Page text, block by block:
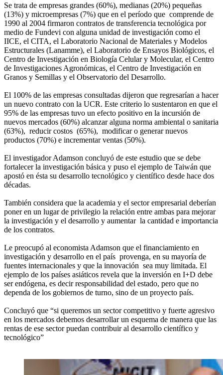
Se trata de empresas grandes (60%), medianas (20%) pequeñas
(13%) y microempresas (7%) que en el período que comprende de
1990 al 2004 firmaron contratos de transferencia tecnológica por
medio de Fundevi con alguna unidad de investigación como el
IICE, el CITA, el Laboratorio Nacional de Materiales y Modelos
Estructurales (Lanamme), el Laboratorio de Ensayos Biológicos, el
Centro de Investigación en Biología Celular y Molecular, el Centro
de Investigaciones Agronómicas, el Centro de Investigación en
Granos y Semillas y el Observatorio del Desarrollo.
El 100% de las empresas consultadas dijeron que regresarían a hacer
un nuevo contrato con la UCR. Este criterio lo sustentaron en que el
95% de las empresas tuvo un efecto positivo en la incursión de
nuevos mercados (60%) alcanzar alguna norma ambiental o sanitaria
(63%), reducir costos (65%), modificar o generar nuevos
productos (70%) e incrementar ventas (50%).
El investigador Adamson concluyó de este estudio que se debe
fortalecer la investigación básica y puso el ejemplo de Taiwán que
apostó en ésta su desarrollo tecnológico y científico desde hace dos
décadas.
También considera que la academia y el sector empresarial deberían
poner en un lugar de privilegio la relación entre ambas para mejorar
la investigación y el desarrollo y aumentar la cantidad e importancia
de los contratos.
Le preocupó al economista Adamson que el financiamiento en
investigación y desarrollo en el país provenga, en su mayoría de
fuentes internacionales y que la innovación sea muy limitada. El
ejemplo de los países asiáticos revela que la inversión en I+D debe
ser endógena, es decir responsabilidad del estado, pero que no
dependa de los gobiernos de turno, sino de un proyecto país.
Concluyó que “si queremos un sector competitivo y fuerte agresivo
en los mercados debemos desarrollar un esquema de manera que las
rentas de ese sector puedan contribuir al desarrollo científico y
tecnológico”